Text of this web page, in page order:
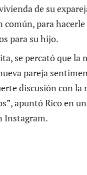
de su
para
para su hijo.
se percató que la
pareja
discusión con la
apuntó Rico en
Instagram.